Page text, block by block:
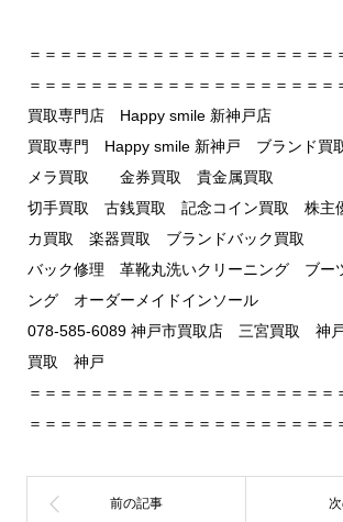
＝＝＝＝＝＝＝＝＝＝＝＝＝＝＝＝＝＝＝＝
＝＝＝＝＝＝＝＝＝＝＝＝＝＝＝＝＝＝＝＝
買取専門店 Happy smile 新神戸店
買取専門 Happy smile 新神戸 ブランド
メラ買取 金券買取 貴金属買取
切手買取 古銭買取 記念コイン買取 株主
カ買取 楽器買取 ブランドバック買取
バック修理 革靴丸洗いクリーニング ブー
ング オーダーメイドインソール
078-585-6089 神戸市買取店 三宮買取 神
買取 神戸
＝＝＝＝＝＝＝＝＝＝＝＝＝＝＝＝＝＝＝＝
＝＝＝＝＝＝＝＝＝＝＝＝＝＝＝＝＝＝＝＝